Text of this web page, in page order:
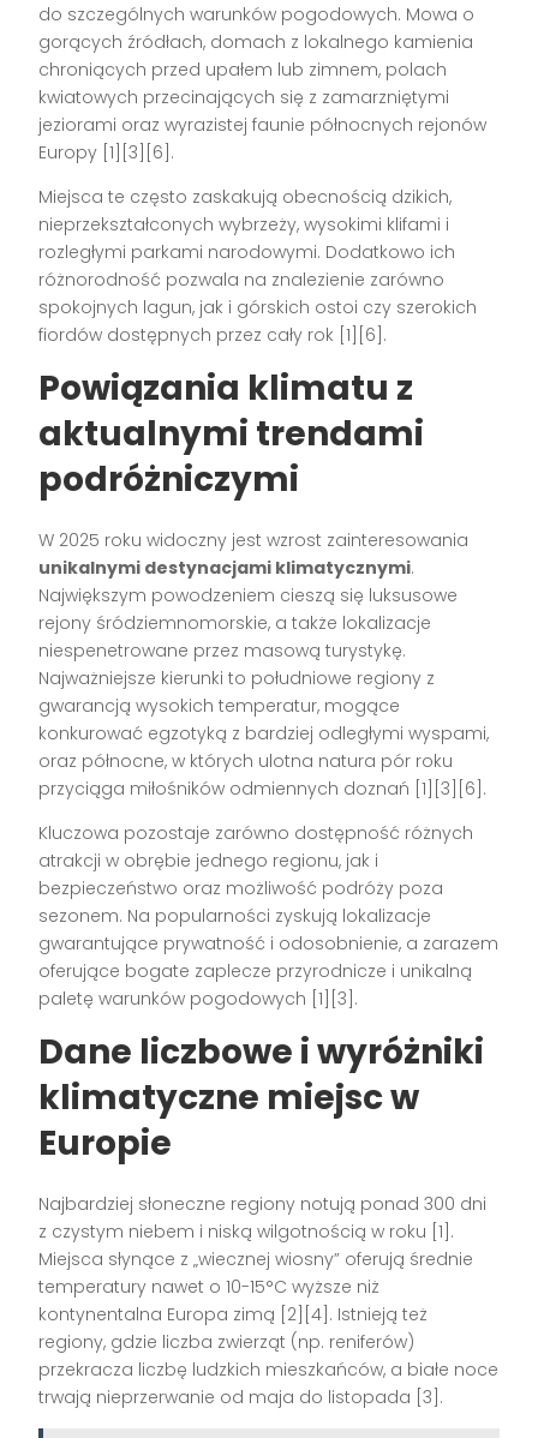
do szczególnych warunków pogodowych. Mowa o
gorących źródłach, domach z lokalnego kamienia
chroniących przed upałem lub zimnem, polach
kwiatowych przecinających się z zamarzniętymi
jeziorami oraz wyrazistej faunie północnych rejonów
Europy [1][3][6].
Miejsca te często zaskakują obecnością dzikich,
nieprzekształconych wybrzeży, wysokimi klifami i
rozległymi parkami narodowymi. Dodatkowo ich
różnorodność pozwala na znalezienie zarówno
spokojnych lagun, jak i górskich ostoi czy szerokich
fiordów dostępnych przez cały rok [1][6].
Powiązania klimatu z
aktualnymi trendami
podróżniczymi
W 2025 roku widoczny jest wzrost zainteresowania
unikalnymi destynacjami klimatycznymi.
Największym powodzeniem cieszą się luksusowe
rejony śródziemnomorskie, a także lokalizacje
niespenetrowane przez masową turystykę.
Najważniejsze kierunki to południowe regiony z
gwarancją wysokich temperatur, mogące
konkurować egzotyką z bardziej odległymi wyspami,
oraz północne, w których ulotna natura pór roku
przyciąga miłośników odmiennych doznań [1][3][6].
Kluczowa pozostaje zarówno dostępność różnych
atrakcji w obrębie jednego regionu, jak i
bezpieczeństwo oraz możliwość podróży poza
sezonem. Na popularności zyskują lokalizacje
gwarantujące prywatność i odosobnienie, a zarazem
oferujące bogate zaplecze przyrodnicze i unikalną
paletę warunków pogodowych [1][3].
Dane liczbowe i wyróżniki
klimatyczne miejsc w
Europie
Najbardziej słoneczne regiony notują ponad 300 dni
z czystym niebem i niską wilgotnością w roku [1].
Miejsca słynące z „wiecznej wiosny” oferują średnie
temperatury nawet o 10-15°C wyższe niż
kontynentalna Europa zimą [2][4]. Istnieją też
regiony, gdzie liczba zwierząt (np. reniferów)
przekracza liczbę ludzkich mieszkańców, a białe noce
trwają nieprzerwanie od maja do listopada [3].